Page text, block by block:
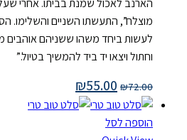
הארנב לאכול שמנת בביתו. אחרי
מוצלח”, התעשתו השניים והשלימו.
לעשות ביחד משהו ששניהם
וחתול ויצאו יד ביד להמשיך בטיול.”
₪72.00
₪55.00
הוספה לסל